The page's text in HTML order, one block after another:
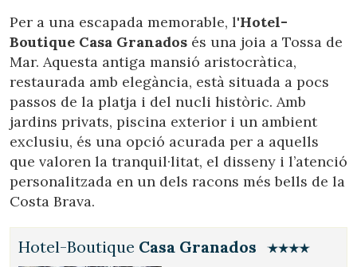
Per a una escapada memorable, l'Hotel-
Boutique Casa Granados és una joia a Tossa de
Mar. Aquesta antiga mansió aristocràtica,
restaurada amb elegància, està situada a pocs
passos de la platja i del nucli històric. Amb
jardins privats, piscina exterior i un ambient
exclusiu, és una opció acurada per a aquells
que valoren la tranquil·litat, el disseny i l’atenció
personalitzada en un dels racons més bells de la
Costa Brava.
Hotel-Boutique Casa Granados